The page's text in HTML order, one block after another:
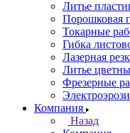
Литье
Порошковая
Токарные
Гибка
Лазерная
Литье
Фрезерные
Компания
Назад